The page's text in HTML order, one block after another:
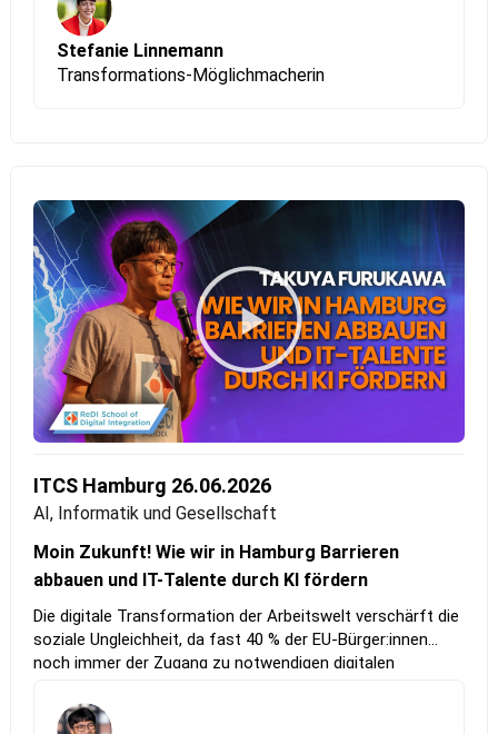
Du sie am wenigsten vermutest?
Stefanie Linnemann
Transformations-Möglichmacherin
ITCS Hamburg 26.06.2026
AI, Informatik und Gesellschaft
Moin Zukunft! Wie wir in Hamburg Barrieren
abbauen und IT-Talente durch KI fördern
Die digitale Transformation der Arbeitswelt verschärft die
soziale Ungleichheit, da fast 40 % der EU-Bürger:innen
noch immer der Zugang zu notwendigen digitalen
begegnet dieser Herausforderung direkt in Hamburg mit